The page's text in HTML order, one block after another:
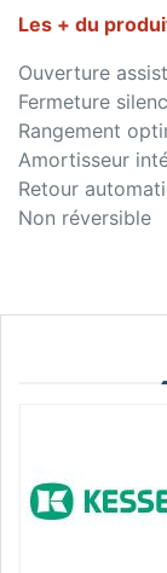
Les + du
Ouverture
Fermeture
Rangement
Amortisseur
Retour
Non réversible